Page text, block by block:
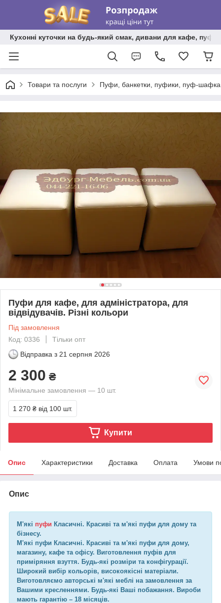
Кухонні куточки на будь-який смак, дивани для кафе,
Товари та послуги Пуфи, банкетки, пуфики, пуф-
Пуфи для кафе, для адміністратора, для
відвідувачів. Різні кольори
Під замовлення
Код: 0336
Тільки опт
Відправка з 21 серпня 2026
2 300 ₴
Мінімальне замовлення — 10 шт.
1 270 ₴ від 100 шт.
Купити
Опис Характеристики Доставка Оплата Умови
Опис
М'які пуфи Класичні. Красиві та м'які пуфи для дому та
бізнесу.
М'які пуфи Класичні. Красиві та м'які пуфи для дому,
магазину, кафе та офісу. Виготовлення пуфів для
приміряння взуття. Будь-які розміри та конфігурації.
Широкий вибір кольорів, високоякісні матеріали.
Виготовляємо авторські м'які меблі на замовлення за
Вашими кресленнями. Будь-які Ваші побажання. Вироби
мають гарантію – 18 місяців.